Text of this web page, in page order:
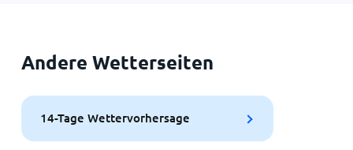
Andere Wetterseiten
14-Tage Wettervorhersage